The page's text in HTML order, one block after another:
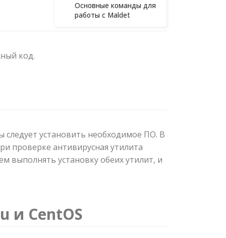
Основные команды для
работы с Maldet
код.
установить необходимое ПО. В
проверке антивирусная утилита
выполнять установку обеих утилит, и
и CentOS